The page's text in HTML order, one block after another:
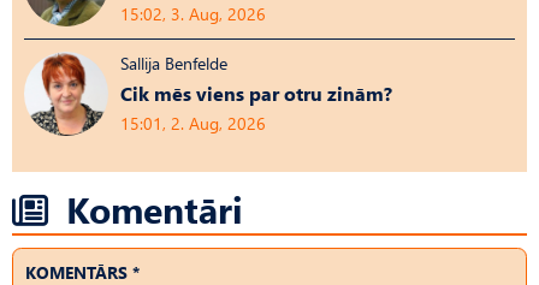
15:02, 3. Aug, 2026
Sallija Benfelde
Cik mēs viens par otru zinām?
15:01, 2. Aug, 2026
Komentāri
KOMENTĀRS *